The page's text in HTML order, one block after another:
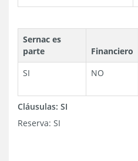
Sernac es
parte
Financiero
SI
NO
Cláusulas: SI
Reserva: SI